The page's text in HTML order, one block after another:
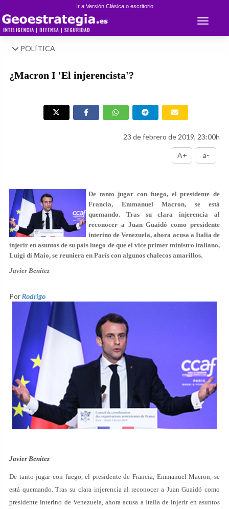
Ir a Versión Clásica o escritorio
Toggle
POLÍTICA
¿Macron I 'El injerencista'?
23 de febrero de 2019, 23:00h
A+ a-
De tanto jugar con fuego, el presidente de
Francia, Emmanuel Macron, se está
quemando. Tras su clara injerencia al
reconocer a Juan Guaidó como presidente
interino de Venezuela, ahora acusa a Italia de
injerir en asuntos de su país luego de que el vice primer ministro italiano,
Luigi di Maio, se reuniera en París con algunos chalecos amarillos.
Javier Benítez
PorRodrigo
Javier Benítez
De tanto jugar con fuego, el presidente de Francia, Emmanuel Macron, se
está quemando. Tras su clara injerencia al reconocer a Juan Guaidó como
presidente interino de Venezuela, ahora acusa a Italia de injerir en asuntos